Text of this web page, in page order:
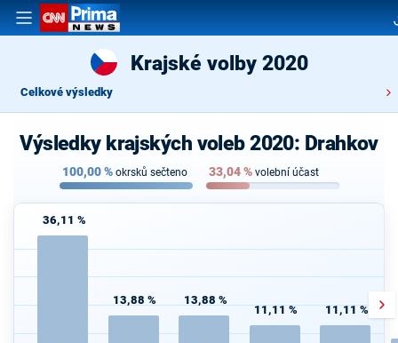
Krajské volby 2020
Celkové výsledky
Výsledky krajských voleb 2020: Drahkov
100,00% okrsků sečteno 33,04% volební účast
36,11 %
13,88 % 13,88 %
11,11 % 11,11 %